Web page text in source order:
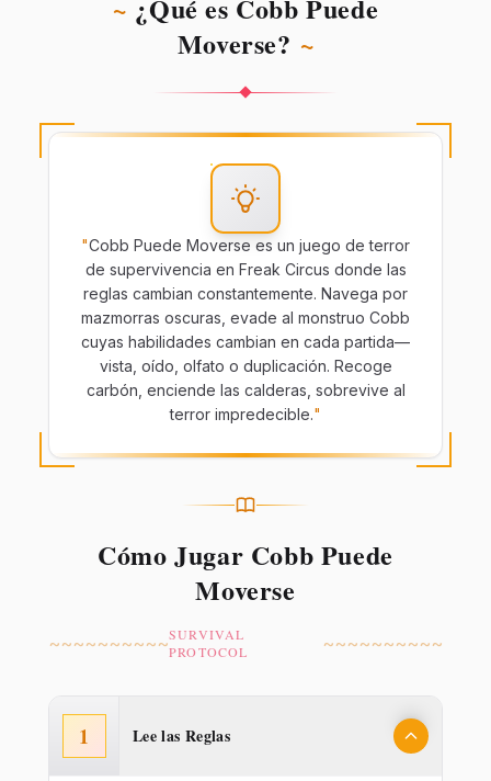
~ ¿Qué es Cobb Puede
Moverse? ~
"Cobb Puede Moverse es un juego de terror
de supervivencia en Freak Circus donde las
reglas cambian constantemente. Navega por
mazmorras oscuras, evade al monstruo Cobb
cuyas habilidades cambian en cada partida—
vista, oído, olfato o duplicación. Recoge
carbón, enciende las calderas, sobrevive al
terror impredecible."
Cómo Jugar Cobb Puede
Moverse
~~~~~~~~~~SURVIVAL
PROTOCOL
~~~~~~~~~~
1 Lee las Reglas